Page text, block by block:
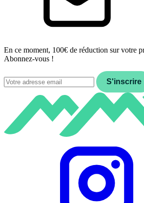
En ce moment, 100€ de réduction sur votre
Abonnez-vous !
S'inscrire